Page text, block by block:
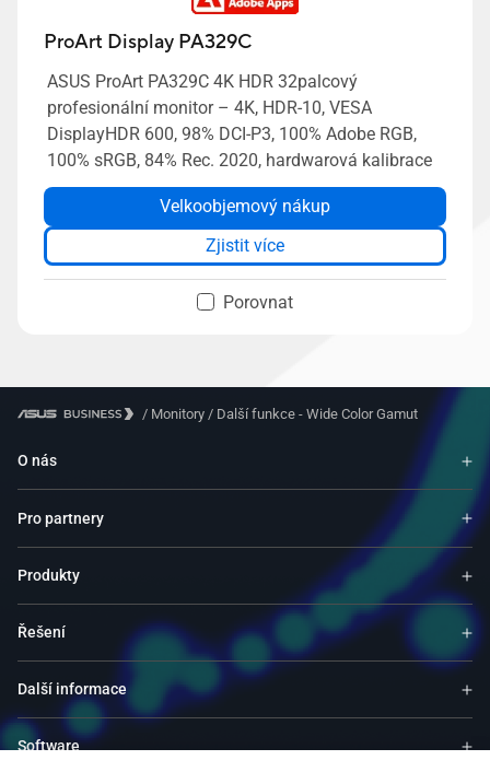
ProArt Display PA329C
ASUS ProArt PA329C 4K HDR 32palcový
profesionální monitor – 4K, HDR-10, VESA
DisplayHDR 600, 98% DCI-P3, 100% Adobe RGB,
100% sRGB, 84% Rec. 2020, hardwarová kalibrace
Velkoobjemový nákup
Zjistit více
Porovnat
/ Monitory / Další funkce - Wide Color Gamut
O nás
Pro partnery
Produkty
Řešení
Další informace
Software